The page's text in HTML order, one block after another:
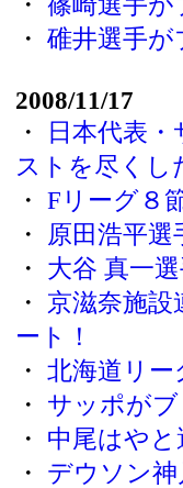
・ 碓井選手
2008/11/17
・
日本代表
ストを尽くし
・ Fリーグ８
・
原田浩平
・ 大谷 真一
・ 京滋奈施
ート！
・ 北海道リー
・ サッポが
・ 中尾はや
・ デウソン